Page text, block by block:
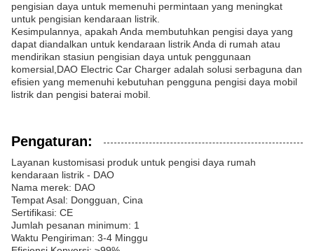
pengisian daya untuk memenuhi permintaan yang meningkat
untuk pengisian kendaraan listrik.
Kesimpulannya, apakah Anda membutuhkan pengisi daya yang
dapat diandalkan untuk kendaraan listrik Anda di rumah atau
mendirikan stasiun pengisian daya untuk penggunaan
komersial,DAO Electric Car Charger adalah solusi serbaguna dan
efisien yang memenuhi kebutuhan pengguna pengisi daya mobil
listrik dan pengisi baterai mobil.
Pengaturan:
Layanan kustomisasi produk untuk pengisi daya rumah
kendaraan listrik - DAO
Nama merek: DAO
Tempat Asal: Dongguan, Cina
Sertifikasi: CE
Jumlah pesanan minimum: 1
Waktu Pengiriman: 3-4 Minggu